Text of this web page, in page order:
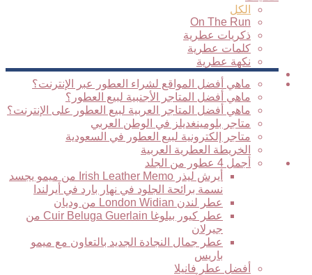
الكل
On The Run
ذكريات عطرية
كلمات عطرية
نكهة عطرية
فيديوهات
متاجر
ماهي أفضل المواقع لشراء العطور عبر الإنترنت؟
ماهي أفضل المتاجر الأجنبية لبيع العطور؟
ماهي أفضل المتاجر العربية لبيع العطور على الإنترنت؟
متاجر بلومينغديلز في الوطن العربي
متاجر إلكترونية لبيع العطور في السعودية
الخريطة العطرية العربية
نوتات
أجمل 4 عطور من الجلد
أيرش ليذر Irish Leather Memo من ميمو يجسد
نسمة برائحة الجلود في نهار بارد في أيرلندا
عطر لندن London Widian من وديان
عطر كيور بيلوغا Cuir Beluga Guerlain من
جيرلان
عطر جمال النجادة الجديد بالتعاون مع ميمو
باريس
أفضل عطر فانيلا